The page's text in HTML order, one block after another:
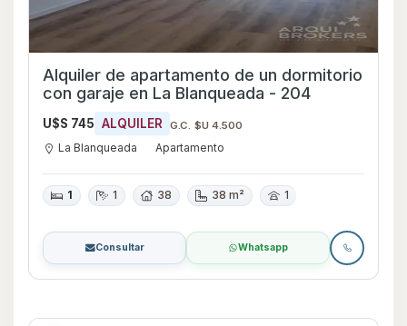
Alquiler de apartamento de un dormitorio
con garaje en La Blanqueada - 204
U$S 745 ALQUILER G.C. $U 4.500
La Blanqueada Apartamento
1 1 38 38 m² 1
Consultar Whatsapp